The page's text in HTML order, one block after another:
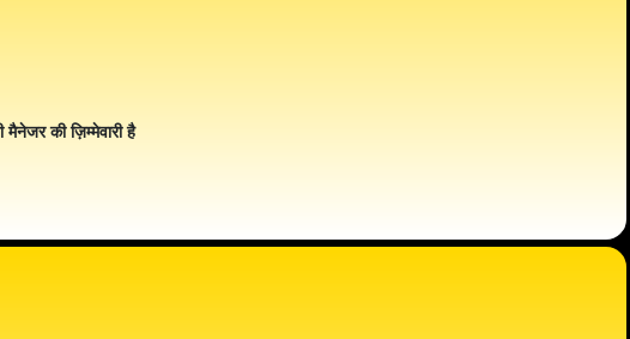
की ज़िम्मेवारी है